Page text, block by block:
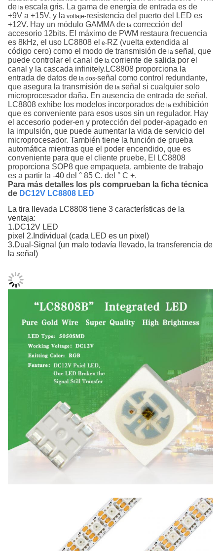
de la escala gris. La gama de energía de entrada es de
+9V a +15V, y la voltaje-resistencia del puerto del LED es
+12V. Hay un módulo GAMMA de la corrección del
accesorio 12bits. El máximo de PWM restaura frecuencia
es 8kHz, el uso LC8808 el e-RZ (vuelta extendida al
código cero) como el modo de transmisión de la señal, que
puede controlar el canal de la corriente de salida por el
canal y la cascada infinitely.LC8808 proporciona la
entrada de datos de la dos-señal como control redundante,
que asegura la transmisión de la señal si cualquier solo
microprocesador daña. En ausencia de entrada de señal,
LC8808 exhibe los modelos incorporados de la exhibición
que es conveniente para esos usos sin un regulador. Hay
el accesorio poder-en y protección del poder-apagado en
la impulsión, que puede aumentar la vida de servicio del
microprocesador. También tiene la función de prueba
automática mientras que el poder encendido, que es
conveniente para que el cliente pruebe, El LC8808
proporciona SOP8 que empaqueta, ambiente de trabajo
es a partir la -40 del ° 85 C. del ° C +.
Para más detalles los pls comprueban la ficha técnica
de DC12V LC8808 LED
La tira llevada LC8808 tiene 3 características de la
ventaja:
1.DC12V LED
pixel 2.Individual (cada LED es un pixel)
3.Dual-Signal (un malo todavía llevado, la transferencia de
la señal)